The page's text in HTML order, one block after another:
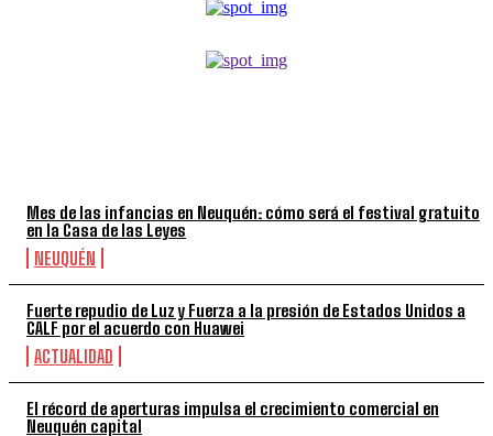
Mes de las infancias en Neuquén: cómo será el festival gratuito
en la Casa de las Leyes
NEUQUÉN
Fuerte repudio de Luz y Fuerza a la presión de Estados Unidos a
CALF por el acuerdo con Huawei
ACTUALIDAD
El récord de aperturas impulsa el crecimiento comercial en
Neuquén capital